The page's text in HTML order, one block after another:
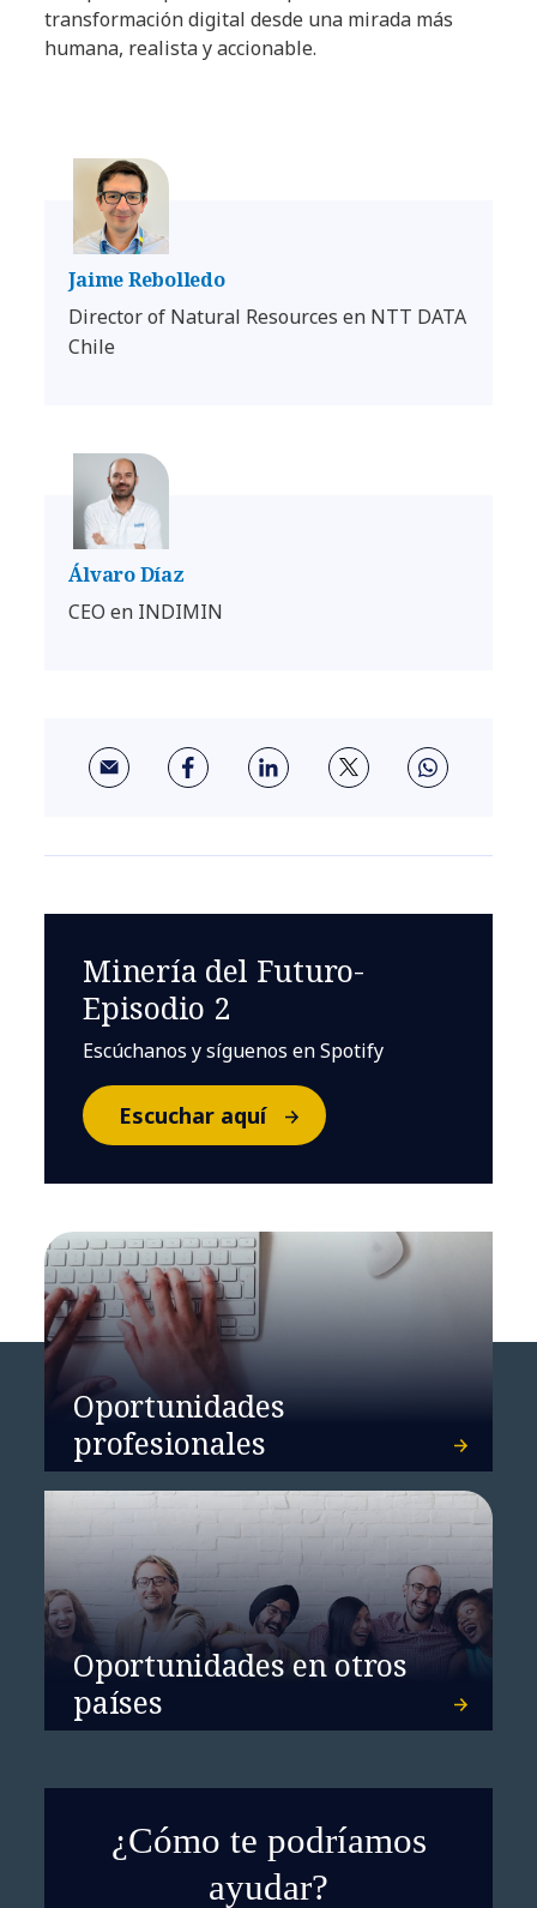
transformación digital desde una mirada más
humana, realista y accionable.
Jaime Rebolledo
Director of Natural Resources en NTT DATA
Chile
Álvaro Díaz
CEO en INDIMIN
Minería del Futuro-
Episodio 2
Escúchanos y síguenos en Spotify
Escuchar aquí
Oportunidades
profesionales
Oportunidades en otros
países
¿Cómo te podríamos
ayudar?